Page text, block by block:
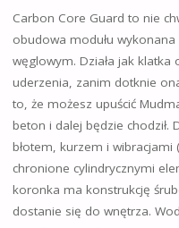
Carbon Core Guard to nie
obudowa modułu
węglowym. Działa jak klatka
uderzenia, zanim dotknie
to, że możesz upuścić
beton i dalej będzie
błotem, kurzem i wibracjami
chronione cylindrycznymi
koronka ma konstrukcję
dostanie się do wnętrza.